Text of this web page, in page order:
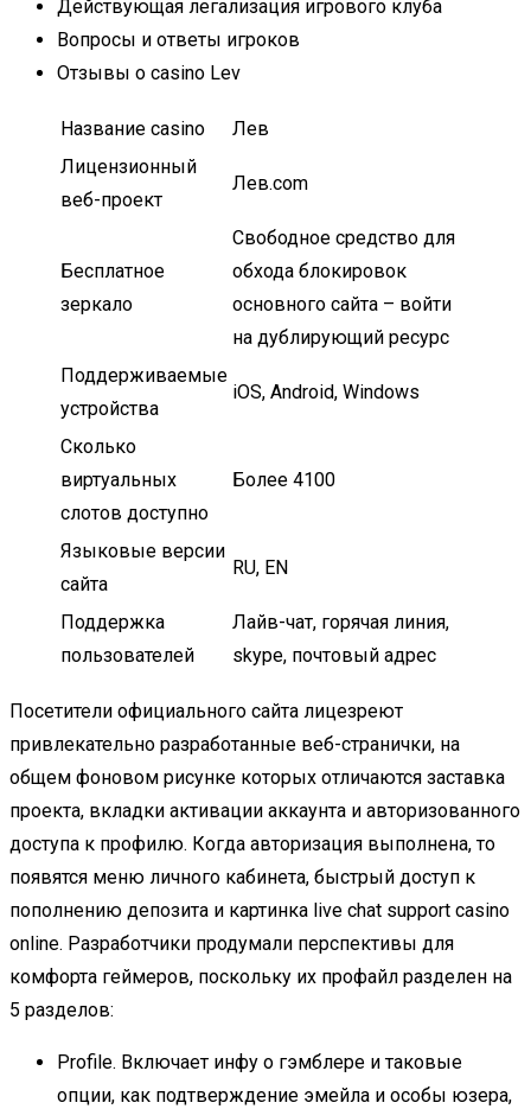
Действующая легализация игрового клуба
Вопросы и ответы игроков
Отзывы о casino Lev
Название casino
Лев
Лицензионный
веб-проект
Лев.com
Бесплатное
зеркало
Свободное средство для
обхода блокировок
основного сайта – войти
на дублирующий ресурс
Поддерживаемые
устройства
iOS, Android, Windows
Сколько
виртуальных
слотов доступно
Более 4100
Языковые версии
сайта
RU, EN
Поддержка
пользователей
Лайв-чат, горячая линия,
skype, почтовый адрес
Посетители официального сайта лицезреют
привлекательно разработанные веб-странички, на
общем фоновом рисунке которых отличаются заставка
проекта, вкладки активации аккаунта и авторизованного
доступа к профилю. Когда авторизация выполнена, то
появятся меню личного кабинета, быстрый доступ к
пополнению депозита и картинка live chat support casino
online. Разработчики продумали перспективы для
комфорта геймеров, поскольку их профайл разделен на
5 разделов:
Profile. Включает инфу о гэмблере и таковые
опции, как подтверждение эмейла и особы юзера,